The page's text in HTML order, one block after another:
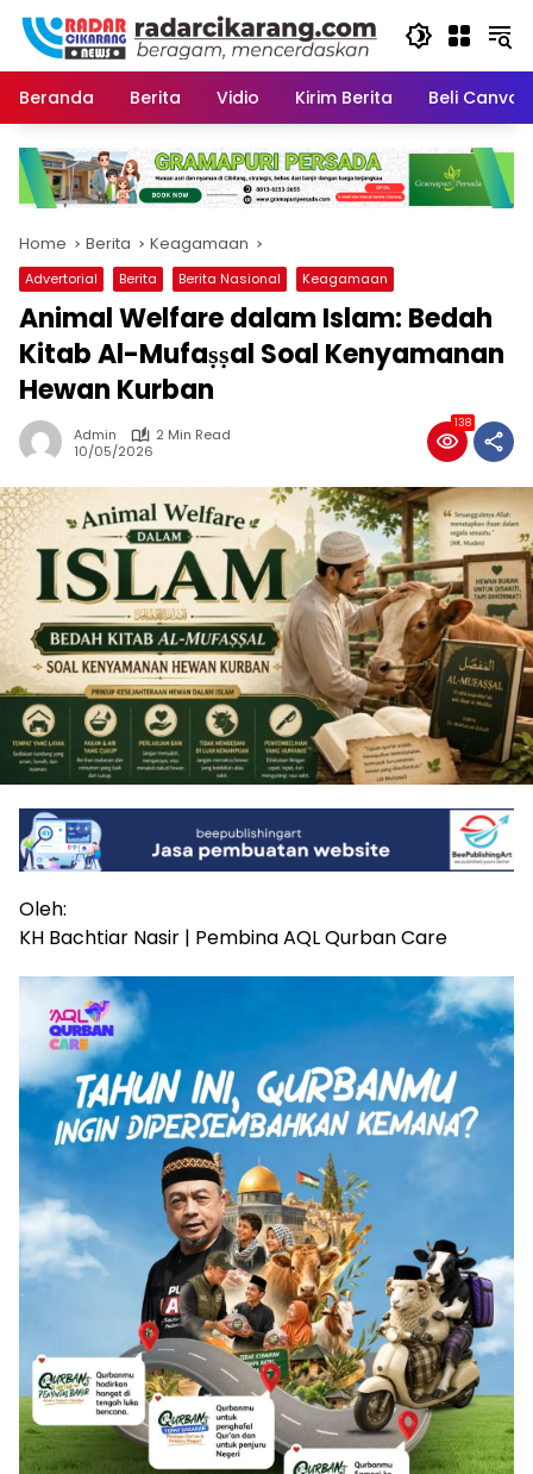
Skip
content
Beranda
Berita Vidio Kirim Berita Beli
Home Berita Keagamaan
Advertorial Berita Berita Nasional Keagamaan
Animal Welfare dalam Islam: Bedah
Kitab Al-Mufaṣṣal Soal Kenyamanan
Hewan Kurban
Admin
2 Min Read
10/05/2026
138
Oleh:
KH Bachtiar Nasir | Pembina AQL Qurban Care